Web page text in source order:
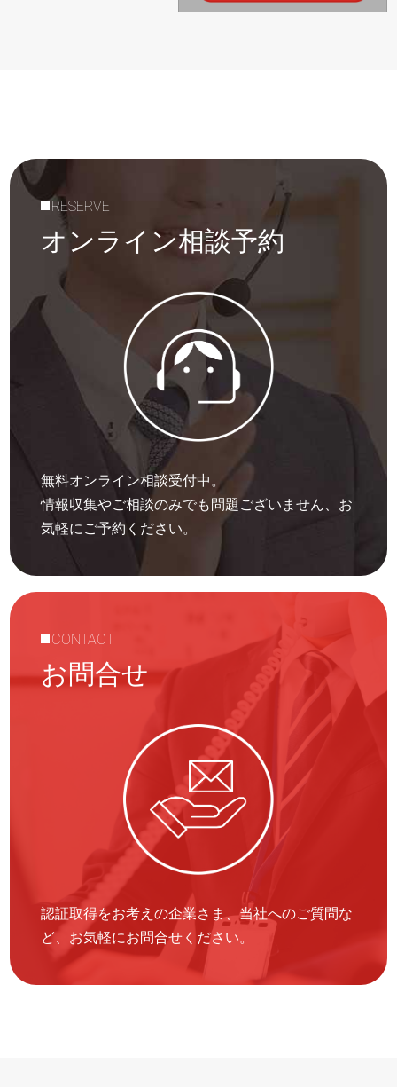
RESERVE
オンライン相談予約
無料オンライン相談受付中。
情報収集やご相談のみでも問題ございません、お
気軽にご予約ください。
CONTACT
お問合せ
認証取得をお考えの企業さま、当社へのご質問な
ど、お気軽にお問合せください。